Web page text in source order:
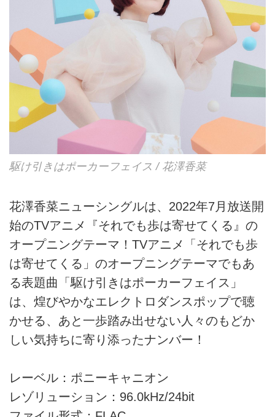
駆け引きはポーカーフェイス / 花澤香菜
花澤香菜ニューシングルは、2022年7月放送開
始のTVアニメ『それでも歩は寄せてくる』の
オープニングテーマ！TVアニメ「それでも歩
は寄せてくる」のオープニングテーマでもあ
る表題曲「駆け引きはポーカーフェイス」
は、煌びやかなエレクトロダンスポップで聴
かせる、あと一歩踏み出せない人々のもどか
しい気持ちに寄り添ったナンバー！
レーベル：ポニーキャニオン
レゾリューション：96.0kHz/24bit